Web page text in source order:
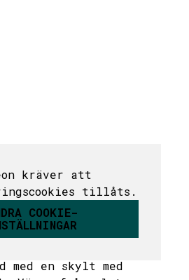
kräver att
tillåts.
COOKIE-
parkering
som uppfyller
med en skylt med